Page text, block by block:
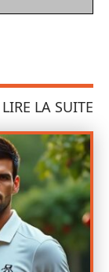
LIRE LA SUITE